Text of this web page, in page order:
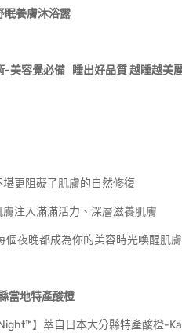
眠養膚沐浴露
美容覺必備 睡出好品質 越睡越美
更阻礙了肌膚的自然修復
注入滿滿活力、深層滋養肌膚
個夜晚都成為你的美容時光喚醒肌
當地特產酸橙
】萃自日本大分縣特產酸橙-